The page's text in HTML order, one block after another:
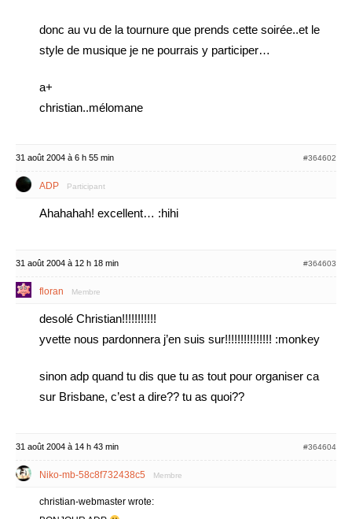
donc au vu de la tournure que prends cette soirée..et le
style de musique je ne pourrais y participer…
a+
christian..mélomane
31 août 2004 à 6 h 55 min #364602
ADP Participant
Ahahahah! excellent… :hihi
31 août 2004 à 12 h 18 min #364603
floran Membre
desolé Christian!!!!!!!!!!!
yvette nous pardonnera j’en suis sur!!!!!!!!!!!!!!! :monkey
sinon adp quand tu dis que tu as tout pour organiser ca
sur Brisbane, c’est a dire?? tu as quoi??
31 août 2004 à 14 h 43 min #364604
Niko-mb-58c8f732438c5 Membre
christian-webmaster wrote: